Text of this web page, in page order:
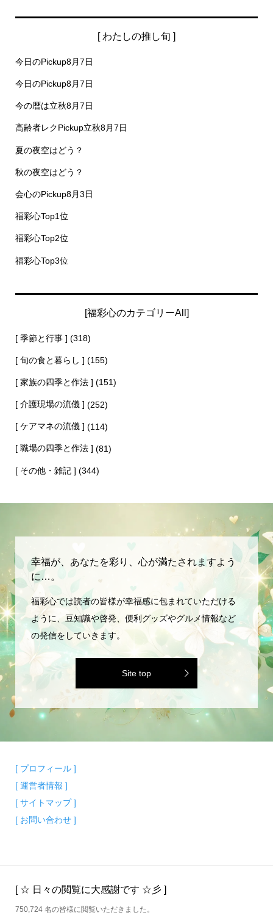
[ わたしの推し旬 ]
今日のPickup8月7日
今日のPickup8月7日
今の暦は立秋8月7日
高齢者レクPickup立秋8月7日
夏の夜空はどう？
秋の夜空はどう？
会心のPickup8月3日
福彩心Top1位
福彩心Top2位
福彩心Top3位
[福彩心のカテゴリーAll]
[ 季節と行事 ] (318)
[ 旬の食と暮らし ] (155)
[ 家族の四季と作法 ] (151)
[ 介護現場の流儀 ] (252)
[ ケアマネの流儀 ] (114)
[ 職場の四季と作法 ] (81)
[ その他・雑記 ] (344)
幸福が、あなたを彩り、心が満たされますよう
に…。
福彩心では読者の皆様が幸福感に包まれていただける
ように、豆知識や啓発、便利グッズやグルメ情報など
の発信をしていきます。
Site top
[ プロフィール ]
[ 運営者情報 ]
[ サイトマップ ]
[ お問い合わせ ]
[ ☆ 日々の閲覧に大感謝です ☆彡 ]
750,724 名の皆様に閲覧いただきました。